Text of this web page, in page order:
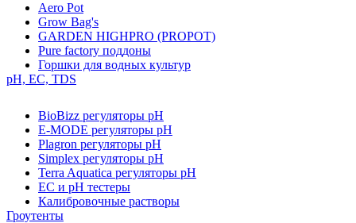
Aero Pot
Grow Bag's
GARDEN HIGHPRO (PROPOT)
Pure factory поддоны
Горшки для водных культур
pH, EC, TDS
BioBizz регуляторы pH
E-MODE регуляторы pH
Plagron регуляторы pH
Simplex регуляторы pH
Terra Aquatica регуляторы pH
EC и pH тестеры
Калибровочные растворы
Гроутенты